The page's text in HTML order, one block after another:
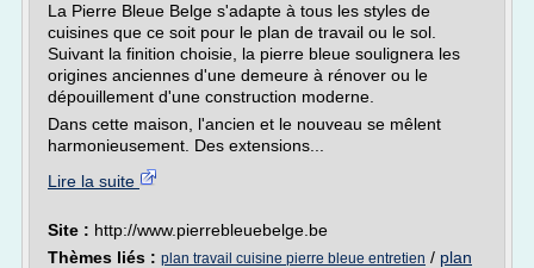
La Pierre Bleue Belge s'adapte à tous les styles de
cuisines que ce soit pour le plan de travail ou le sol.
Suivant la finition choisie, la pierre bleue soulignera les
origines anciennes d'une demeure à rénover ou le
dépouillement d'une construction moderne.
Dans cette maison, l'ancien et le nouveau se mêlent
harmonieusement. Des extensions...
Lire la suite
Site : http://www.pierrebleuebelge.be
Thèmes liés : plan travail cuisine pierre bleue entretien / plan